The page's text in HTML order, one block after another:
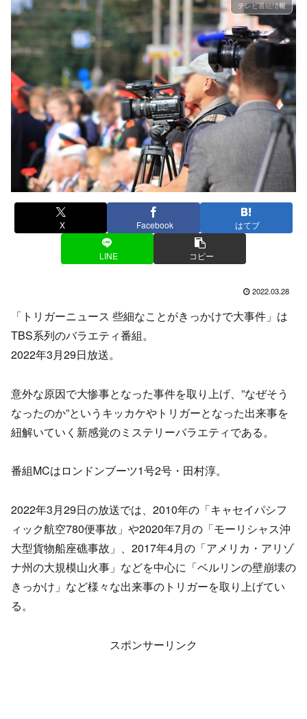
テレビ番組情報
X Facebook はてブ
LINE コピー
2022.03.28
「トリガーニュース 些細なことがきっかけで大事件」は
TBS系列のバラエティ番組。
2022年3月29日放送。
意外な原因で大惨事となった事件を取り上げ、”なぜそう
なったのか”というキッカケやトリガーとなった出来事を
紐解いていく新感覚のミステリーバラエティである。
番組MCはロンドンブーツ1号2号・田村淳。
2022年3月29日の放送では、2010年の「キャセイパシフ
ィック航空780便事故」や2020年7月の「モーリシャス沖
大型貨物船座礁事故」、2017年4月の「アメリカ・アリゾ
ナ州の大規模山火事」などを中心に「ベルリンの壁崩壊の
きっかけ」など様々な出来事のトリガーを取り上げてい
る。
スポンサーリンク